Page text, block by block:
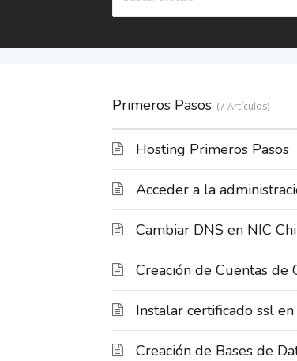
Primeros Pasos 7 Artículos
Hosting Primeros Pasos
Acceder a la
Cambiar DNS en NIC
Creación de Cuentas de
Instalar certificado ssl
Creación de Bases de